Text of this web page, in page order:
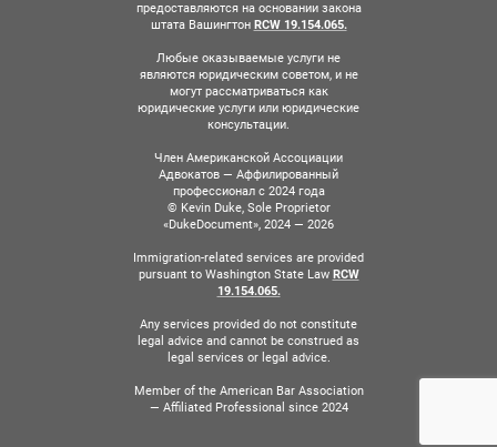
предоставляются на основании закона
штата Вашингтон RCW 19.154.065.
Любые оказываемые услуги не
являются юридическим советом, и не
могут рассматриваться как
юридические услуги или юридические
консультации.
Член Американской Ассоциации
Адвокатов — Аффилированный
профессионал с 2024 года
© Kevin Duke, Sole Proprietor
«DukeDocument», 2024 — 2026
Immigration-related services are provided
pursuant to Washington State Law RCW
19.154.065.
Any services provided do not constitute
legal advice and cannot be construed as
legal services or legal advice.
Member of the American Bar Association
— Affiliated Professional since 2024